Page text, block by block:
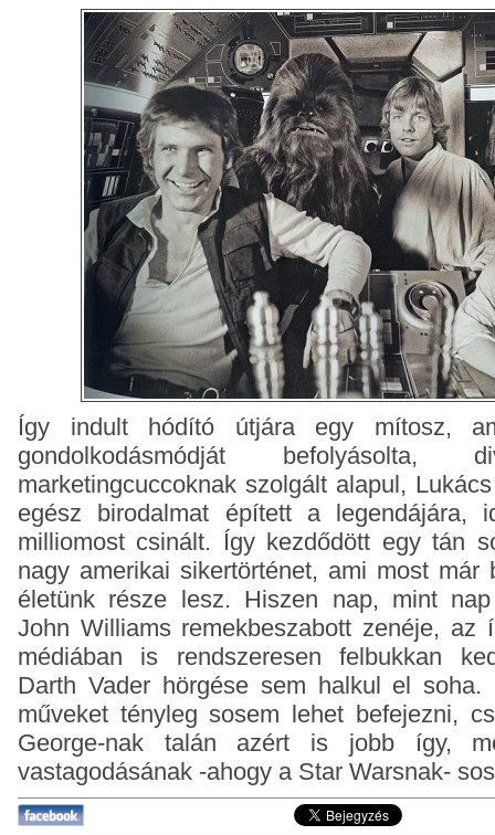
Így indult hódító útjára egy mítosz,
gondolkodásmódját befolyásolta,
marketingcuccoknak szolgált alapul,
egész birodalmat épített a legendájára,
milliomost csinált. Így kezdődött egy tán
nagy amerikai sikertörténet, ami most már
életünk része lesz. Hiszen nap, mint
John Williams remekbeszabott zenéje, az
médiában is rendszeresen felbukkan
Darth Vader hörgése sem halkul el soha.
műveket tényleg sosem lehet befejezni,
George-nak talán azért is jobb így,
vastagodásának -ahogy a Star Warsnak-